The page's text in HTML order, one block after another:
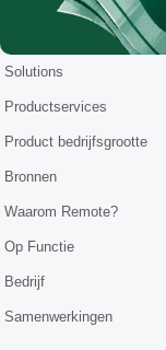
Solutions
Productservices
Product bedrijfsgrootte
Bronnen
Waarom Remote?
Op Functie
Bedrijf
Samenwerkingen